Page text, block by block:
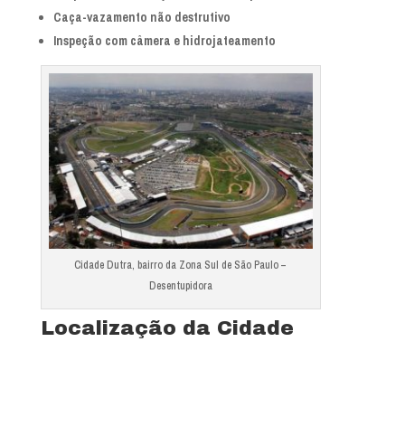
Caça-vazamento não destrutivo
Inspeção com câmera e hidrojateamento
Cidade Dutra, bairro da Zona Sul de São Paulo –
Desentupidora
Localização da Cidade